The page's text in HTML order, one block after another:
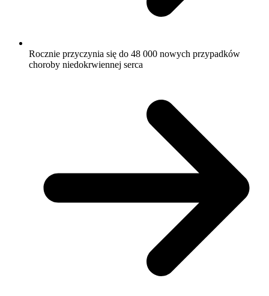
Rocznie przyczynia się do 48 000 nowych przypadków
choroby niedokrwiennej serca